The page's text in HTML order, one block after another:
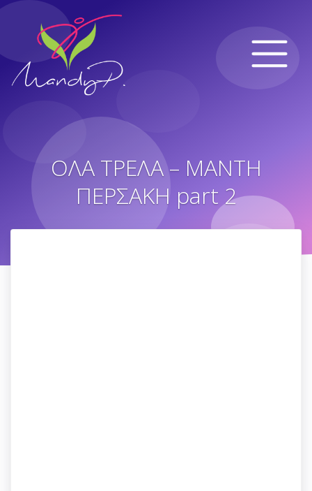
ΟΛΑ ΤΡΕΛΑ – MΑΝΤΗ
ΠΕΡΣΑΚΗ part 2